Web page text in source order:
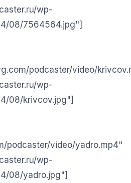
wp-
08/7564564.jpg"]
podcaster/video/
wp-
08/krivcov.jpg"]
podcaster/video/yadro.mp4"
wp-
08/yadro.jpg"]